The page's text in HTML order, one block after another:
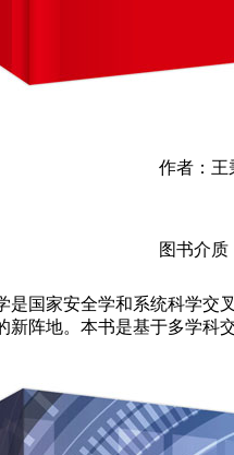
作者：王
图书介质
是国家安全学和系统科学交
新阵地。本书是基于多学科